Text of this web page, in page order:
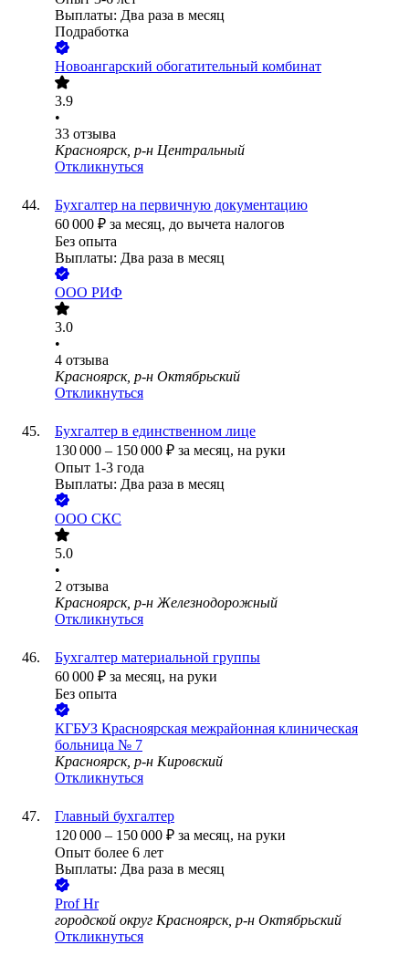
Выплаты: Два раза в месяц
Подработка
Новоангарский обогатительный комбинат
3.9
•
33 отзыва
Красноярск, р-н Центральный
Откликнуться
Бухгалтер на первичную документацию
60 000 ₽ за месяц, до вычета налогов
Без опыта
Выплаты: Два раза в месяц
ООО РИФ
3.0
•
4 отзыва
Красноярск, р-н Октябрьский
Откликнуться
Бухгалтер в единственном лице
130 000 – 150 000 ₽ за месяц, на руки
Опыт 1-3 года
Выплаты: Два раза в месяц
ООО СКС
5.0
•
2 отзыва
Красноярск, р-н Железнодорожный
Откликнуться
Бухгалтер материальной группы
60 000 ₽ за месяц, на руки
Без опыта
КГБУЗ Красноярская межрайонная клиническая
больница № 7
Красноярск, р-н Кировский
Откликнуться
Главный бухгалтер
120 000 – 150 000 ₽ за месяц, на руки
Опыт более 6 лет
Выплаты: Два раза в месяц
Prof Hr
городской округ Красноярск, р-н Октябрьский
Откликнуться